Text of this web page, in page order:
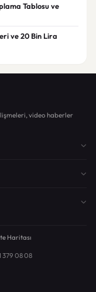
Tablosu ve
ve 20 Bin Lira
video haberler
Haritası
379 08 08